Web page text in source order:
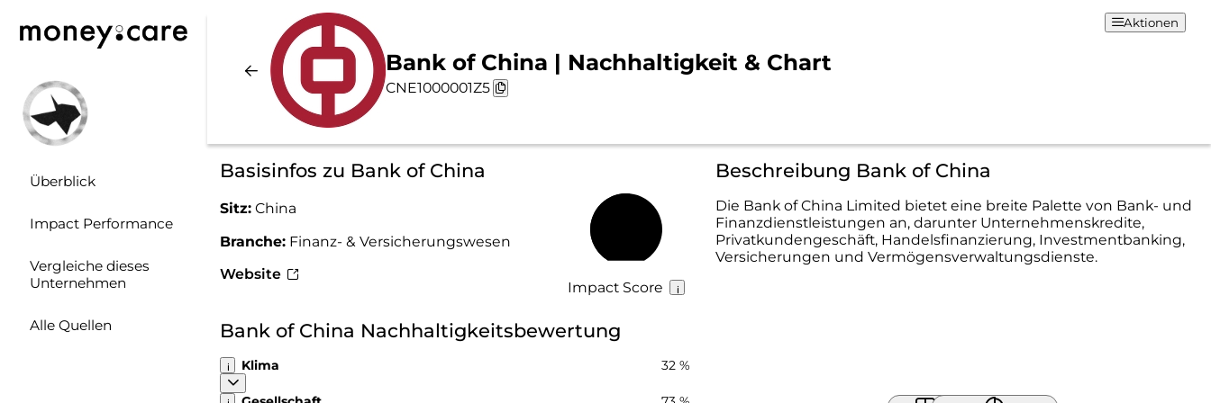
Überblick
Impact Performance
Vergleiche dieses
Unternehmen
Alle Quellen
Bank of China | Nachhaltigkeit & Chart
CNE1000001Z5
Aktionen
Basisinfos zu Bank of China
Sitz: China
Branche: Finanz- & Versicherungswesen
Website
Impact Score
Beschreibung Bank of China
Die Bank of China Limited bietet eine breite Palette von Bank- und
Finanzdienstleistungen an, darunter Unternehmenskredite,
Privatkundengeschäft, Handelsfinanzierung, Investmentbanking,
Versicherungen und Vermögensverwaltungsdienste.
Bank of China Nachhaltigkeitsbewertung
Klima 32 %